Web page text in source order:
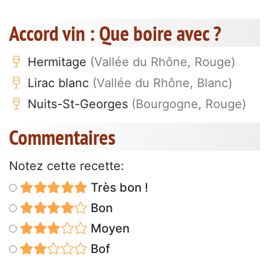
Accord vin : Que boire avec ?
Hermitage (Vallée du Rhône, Rouge)
Lirac blanc (Vallée du Rhône, Blanc)
Nuits-St-Georges (Bourgogne, Rouge)
Commentaires
Notez cette recette:
Très bon !
Bon
Moyen
Bof